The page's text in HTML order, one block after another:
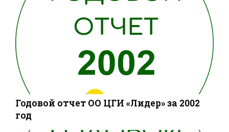
Годовой отчет ОО ЦГИ «Лидер» за 2002
год